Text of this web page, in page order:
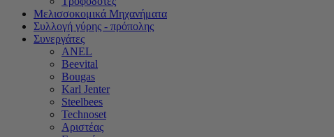
Μελισσοκομικά Μηχανήματα
Συλλογή γύρης - πρόπολης
Συνεργάτες
ANEL
Beevital
Bougas
Karl Jenter
Steelbees
Technoset
Αριστέας